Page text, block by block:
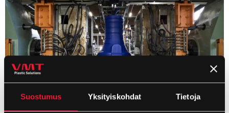
Suostumus Yksityiskohdat Tietoja